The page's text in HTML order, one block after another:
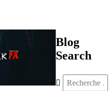
Blog
Search